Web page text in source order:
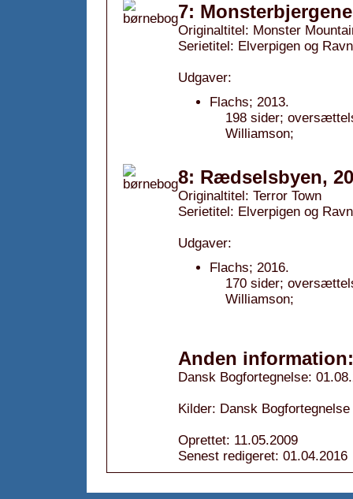
7:
Originaltitel: Monster
Serietitel: Elverpigen og
Udgaver:
Flachs; 2013.
198 sider;
Williamson;
8: Rædselsbyen,
Originaltitel: Terror Town
Serietitel: Elverpigen og
Udgaver:
Flachs; 2016.
170 sider;
Williamson;
Anden information:
Dansk Bogfortegnelse:
Kilder: Dansk Bogfortegnelse
Oprettet: 11.05.2009
Senest redigeret: 01.04.2016